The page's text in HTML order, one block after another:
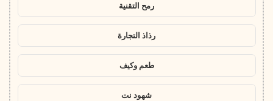
رمح التقنية
رذاذ التجارة
طعم وكيف
شهود نت